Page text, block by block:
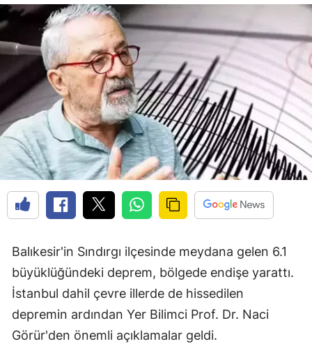
Balıkesir'in Sındırgı ilçesinde meydana gelen 6.1
büyüklüğündeki deprem, bölgede endişe yarattı.
İstanbul dahil çevre illerde de hissedilen
depremin ardından Yer Bilimci Prof. Dr. Naci
Görür'den önemli açıklamalar geldi.